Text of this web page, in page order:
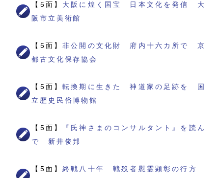
【5面】 大阪に煌く国宝 日本文化を発信 大
阪市立美術館
【5面】非公開の文化財 府内十六カ所で 京
都古文化保存協会
【5面】転換期に生きた 神道家の足跡を 国
立歴史民俗博物館
【5面】
『氏神さまのコンサルタント』を読ん
で 新井俊邦
【5面】終戦八十年 戦歿者慰霊顕彰の行方